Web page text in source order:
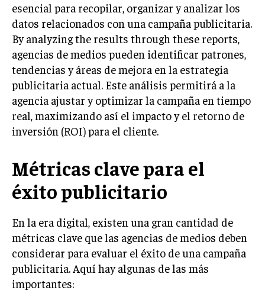
MARKETING DIGITAL
PUBLICIDAD
VENTAS Y PERSUASIÓN
GESTIÓN DE PRODUCTOS
COMUNICACIÓN CORPORATIVA
GESTIÓN DE MARCA
ANÁLISIS DE COMPETENCIA
GESTIÓN DE CLIENTES
EMPRENDIMIENTO
INNOVACIÓN EMPRESARIAL
GESTIÓN DEL CAMBIO
LIDERAZGO
esencial para recopilar, organizar y analizar los
datos relacionados con una campaña publicitaria.
By analyzing the results through these reports,
agencias de medios pueden identificar patrones,
tendencias y áreas de mejora en la estrategia
publicitaria actual. Este análisis permitirá a la
agencia ajustar y optimizar la campaña en tiempo
real, maximizando así el impacto y el retorno de
inversión (ROI) para el cliente.
Métricas clave para el
éxito publicitario
En la era digital, existen una gran cantidad de
métricas clave que las agencias de medios deben
considerar para evaluar el éxito de una campaña
publicitaria. Aquí hay algunas de las más
importantes: